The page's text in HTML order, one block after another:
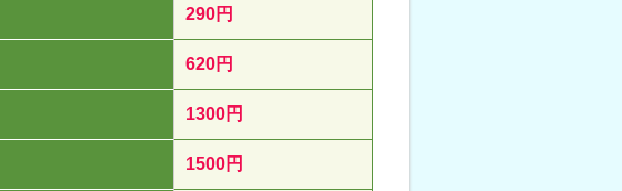
290円
620円
1300円
1500円